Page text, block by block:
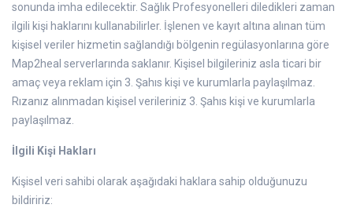
sonunda imha edilecektir. Sağlık Profesyonelleri diledikleri zaman
ilgili kişi haklarını kullanabilirler. İşlenen ve kayıt altına alınan tüm
kişisel veriler hizmetin sağlandığı bölgenin regülasyonlarına göre
Map2heal serverlarında saklanır. Kişisel bilgileriniz asla ticari bir
amaç veya reklam için 3. Şahıs kişi ve kurumlarla paylaşılmaz.
Rızanız alınmadan kişisel verileriniz 3. Şahıs kişi ve kurumlarla
paylaşılmaz.
İlgili Kişi Hakları
Kişisel veri sahibi olarak aşağıdaki haklara sahip olduğunuzu
bildiririz: